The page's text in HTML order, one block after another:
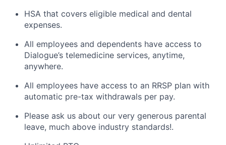
HSA that covers eligible medical and dental
expenses.
All employees and dependents have access to
Dialogue’s telemedicine services, anytime,
anywhere.
All employees have access to an RRSP plan with
automatic pre-tax withdrawals per pay.
Please ask us about our very generous parental
leave, much above industry standards!.